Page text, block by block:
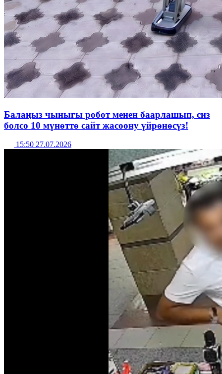
Балаңыз чыныгы робот менен баарлашып, сиз
болсо 10 мүнөттө сайт жасоону үйрөнөсүз!
15:50 27.07.2026